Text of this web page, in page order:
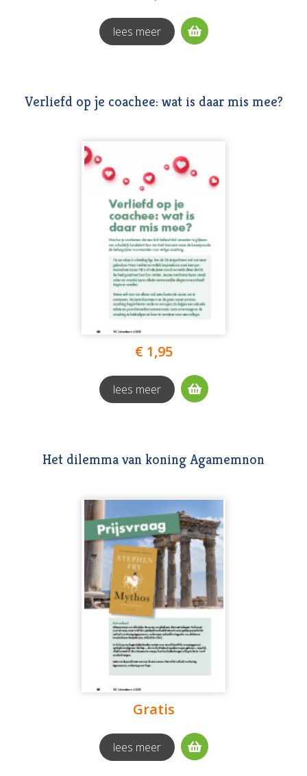
lees meer
Verliefd op je coachee: wat is daar mis mee?
€ 1,95
lees meer
Het dilemma van koning Agamemnon
Gratis
lees meer